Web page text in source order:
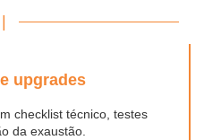
upgrades
checklist técnico, testes
da exaustão.